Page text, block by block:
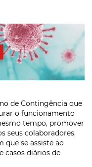
de Contingência que
o funcionamento
tempo, promover
seus colaboradores,
que se assiste ao
casos diários de